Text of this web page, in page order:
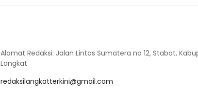
Alamat Redaksi: Jalan Lintas Sumatera no 12, Stabat,
Langkat
redaksilangkatterkini@gmail.com